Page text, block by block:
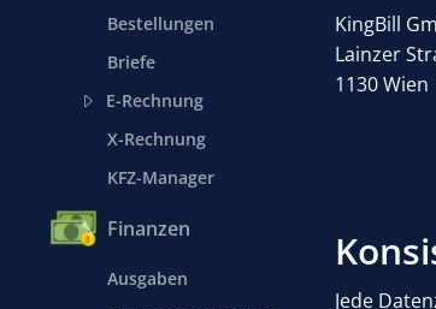
Bestellungen
Briefe
E-Rechnung
X-Rechnung
KFZ-Manager
Finanzen
Ausgaben
KingBill
Lainzer
1130 Wien
Jede